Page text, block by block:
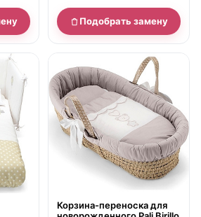
Подобрать замену
нет в продаже
Корзина-переноска для